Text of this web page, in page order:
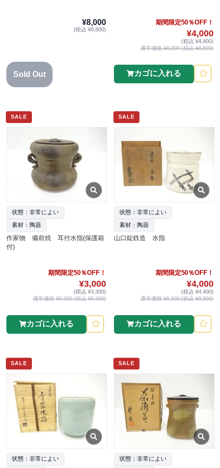
¥8,000
(税込 ¥8,800)
Sold Out
期間限定50％OFF！
¥4,000
(税込 ¥4,400)
通常価格 ¥8,000 (税込 ¥8,800)
カゴに入れる
SALE
状態：非常によい
素材：陶器
作家物 備前焼 耳付水指(保護箱
付)
期間限定50％OFF！
¥3,000
(税込 ¥3,300)
通常価格 ¥6,000 (税込 ¥6,600)
カゴに入れる
SALE
状態：非常によい
素材：陶器
山口錠鉄造 水指
期間限定50％OFF！
¥4,000
(税込 ¥4,400)
通常価格 ¥8,000 (税込 ¥8,800)
カゴに入れる
SALE
状態：非常によい
SALE
状態：非常によい